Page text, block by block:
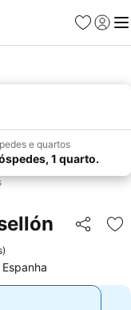
Favoritos
Iniciar
e quartos
1 quarto.
Partilhar
)